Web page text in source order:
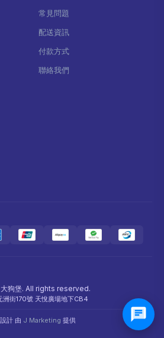
常見問題
配送資訊
付款方式
聯絡我們
狗堡. All rights reserved.
洲街170號 天悅廣場地下CB4
計 由 J Marketing 提供